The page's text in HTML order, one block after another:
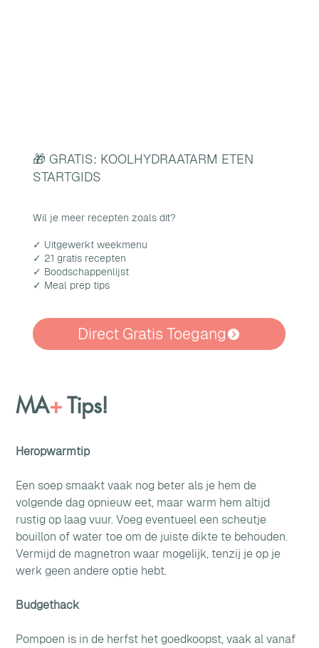
🎁 GRATIS: KOOLHYDRAATARM ETEN
STARTGIDS
Wil je meer recepten zoals dit?
✓ Uitgewerkt weekmenu
✓ 21 gratis recepten
✓ Boodschappenlijst
✓ Meal prep tips
Direct Gratis Toegang
MA+Tips!
Heropwarmtip
Een soep smaakt vaak nog beter als je hem de
volgende dag opnieuw eet, maar warm hem altijd
rustig op laag vuur. Voeg eventueel een scheutje
bouillon of water toe om de juiste dikte te behouden.
Vermijd de magnetron waar mogelijk, tenzij je op je
werk geen andere optie hebt.
Budgethack
Pompoen is in de herfst het goedkoopst, vaak al vanaf